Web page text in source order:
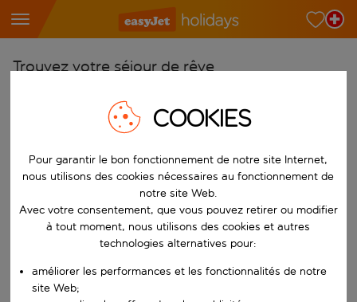
Trouvez votre séjour de rêve
Choisissez votre aéroport
Commencez à taper pour la saisie automatique. Lorsque les
Choisissez votre destination
Vers
Choisissez vos dates
Quand
Qui
COOKIES
Pour garantir le bon fonctionnement de notre site Internet,
nous utilisons des cookies nécessaires au fonctionnement de
notre site Web.
Avec votre consentement, que vous pouvez retirer ou modifier
à tout moment, nous utilisons des cookies et autres
technologies alternatives pour:
améliorer les performances et les fonctionnalités de notre
site Web;